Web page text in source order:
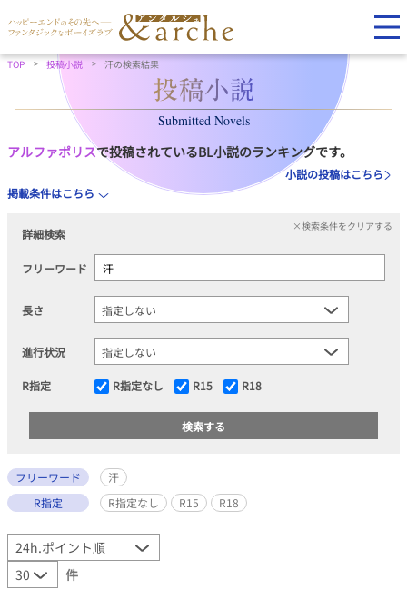
TOP 投稿小説 汗の検索結果
Submitted Novels
アルファポリスで投稿されているBL小説のランキングです。
小説の投稿はこちら
掲載条件はこちら
詳細検索
×検索条件をクリアする
フリーワード
長さ
進行状況
R指定 R指定なし R15 R18
フリーワード
汗
R指定
R指定なし R15 R18
件